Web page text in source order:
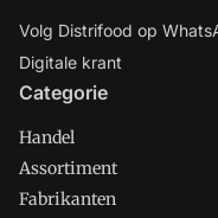
Volg Distrifood op
Digitale krant
Categorie
Handel
Assortiment
Fabrikanten